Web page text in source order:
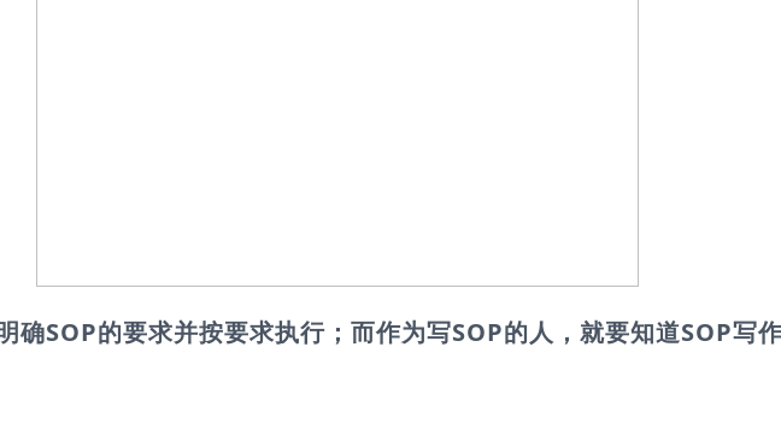
确SOP的要求并按要求执行；而作为写SOP的人，就要知道SOP写